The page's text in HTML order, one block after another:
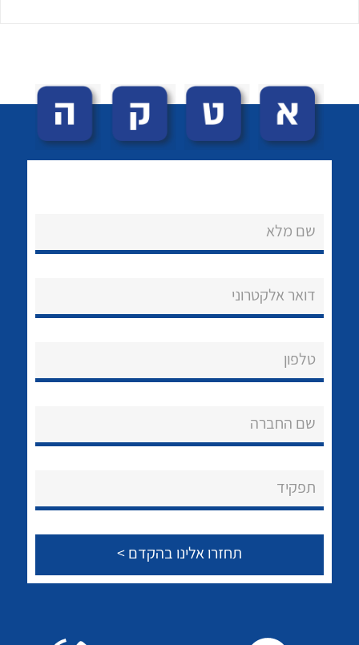
אודות
צור קשר
לכל מוצרי היצרן
לכל מוצרי היצרן לכל מוצרי היצרן
שם מלא
דואר אלקטרוני
טלפון
שם החברה
תפקיד